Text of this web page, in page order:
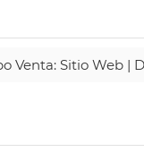
Venta: Sitio Web |